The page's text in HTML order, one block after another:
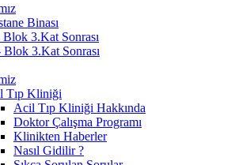
Binası
3.Kat Sonrası
3.Kat Sonrası
Tıp Kliniği
Acil Tıp Kliniği Hakkında
Doktor Çalışma Programı
Klinikten Haberler
Nasıl Gidilir ?